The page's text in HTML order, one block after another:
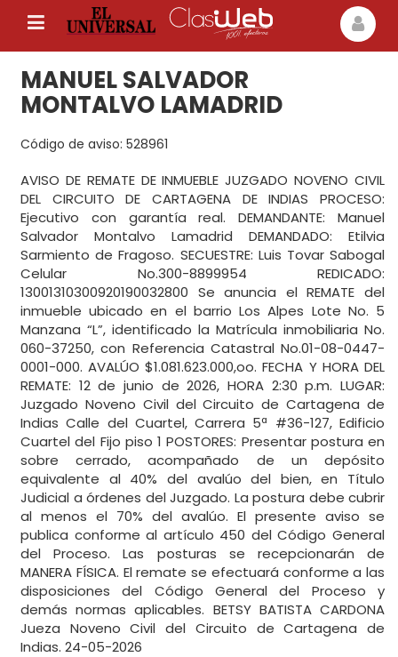
MANUEL SALVADOR
MONTALVO LAMADRID
Código de aviso: 528961
AVISO DE REMATE DE INMUEBLE JUZGADO NOVENO CIVIL
DEL CIRCUITO DE CARTAGENA DE INDIAS PROCESO:
Ejecutivo con garantía real. DEMANDANTE: Manuel
Salvador Montalvo Lamadrid DEMANDADO: Etilvia
Sarmiento de Fragoso. SECUESTRE: Luis Tovar Sabogal
Celular No.300-8899954 REDICADO:
13001310300920190032800 Se anuncia el REMATE del
inmueble ubicado en el barrio Los Alpes Lote No. 5
Manzana “L”, identificado la Matrícula inmobiliaria No.
060-37250, con Referencia Catastral No.01-08-0447-
0001-000. AVALÚO $1.081.623.000,oo. FECHA Y HORA DEL
REMATE: 12 de junio de 2026, HORA 2:30 p.m. LUGAR:
Juzgado Noveno Civil del Circuito de Cartagena de
Indias Calle del Cuartel, Carrera 5ª #36-127, Edificio
Cuartel del Fijo piso 1 POSTORES: Presentar postura en
sobre cerrado, acompañado de un depósito
equivalente al 40% del avalúo del bien, en Título
Judicial a órdenes del Juzgado. La postura debe cubrir
al menos el 70% del avalúo. El presente aviso se
publica conforme al artículo 450 del Código General
del Proceso. Las posturas se recepcionarán de
MANERA FÍSICA. El remate se efectuará conforme a las
disposiciones del Código General del Proceso y
demás normas aplicables. BETSY BATISTA CARDONA
Jueza Noveno Civil del Circuito de Cartagena de
Indias. 24-05-2026